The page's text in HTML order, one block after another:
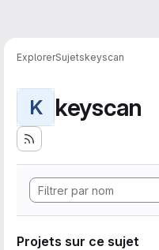
ExplorerSujetskeyscan
K keyscan
Projets sur ce sujet